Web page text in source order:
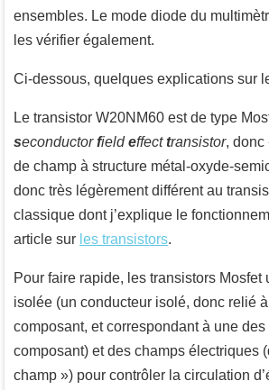
ensembles. Le mode diode du
les vérifier également.
Ci-dessous, quelques explications sur
Le transistor W20NM60 est de type
seconductorfieldeffecttransistor, donc
de champ à structure métal-oxyde-
donc très légèrement différent au
classique dont j’explique le
article sur les transistors.
Pour faire rapide, les transistors Mosfet
isolée (un conducteur isolé, donc relié
composant, et correspondant à une des
composant) et des champs électriques
champ ») pour contrôler la circulation